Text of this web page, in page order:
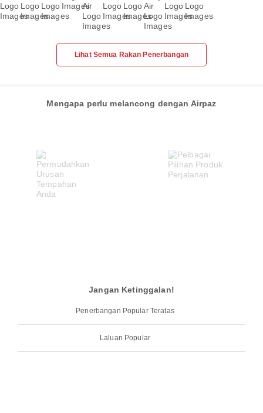
Lihat Semua Rakan Penerbangan
Mengapa perlu melancong dengan Airpaz
Jangan Ketinggalan!
Penerbangan Popular Teratas
Laluan Popular